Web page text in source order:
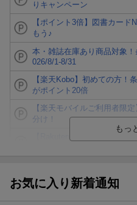
りキャンペーン
【ポイント3倍】図書カー
もう♪
本・雑誌在庫あり商品対象
026/8/1-8/31
【楽天Kobo】初めての方！
がポイント20倍
【楽天モバイルご利用者限
分け！
が当たる！
お気に入り新着通知